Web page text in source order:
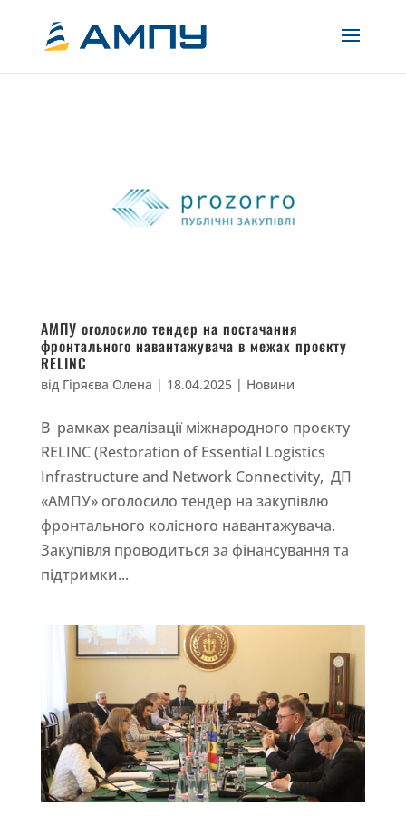
АМПУ оголосило тендер на постачання
фронтального навантажувача в межах проєкту
RELINC
від Гіряєва Олена | 18.04.2025| Новини
В рамках реалізації міжнародного проєкту
RELINC (Restoration of Essential Logistics
Infrastructure and Network Connectivity, ДП
«АМПУ» оголосило тендер на закупівлю
фронтального колісного навантажувача.
Закупівля проводиться за фінансування та
підтримки...